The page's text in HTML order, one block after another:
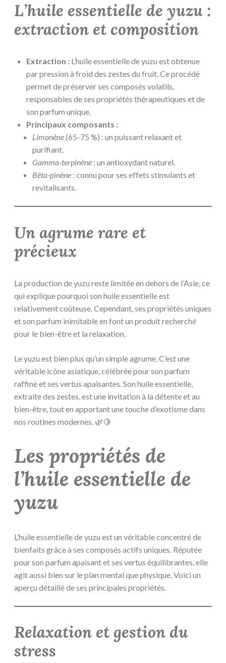
L’huile essentielle de yuzu :
extraction et composition
Extraction : L’huile essentielle de yuzu est obtenue
par pression à froid des zestes du fruit. Ce procédé
permet de préserver ses composés volatils,
responsables de ses propriétés thérapeutiques et de
son parfum unique.
Principaux composants :
Limonène(65-75 %) : un puissant relaxant et
purifiant.
Gamma-terpinène : un antioxydant naturel.
Bêta-pinène : connu pour ses effets stimulants et
revitalisants.
Un agrume rare et
précieux
La production de yuzu reste limitée en dehors de l’Asie, ce
qui explique pourquoi son huile essentielle est
relativement coûteuse. Cependant, ses propriétés uniques
et son parfum inimitable en font un produit recherché
pour le bien-être et la relaxation.
Le yuzu est bien plus qu’un simple agrume. C’est une
véritable icône asiatique, célébrée pour son parfum
raffiné et ses vertus apaisantes. Son huile essentielle,
extraite des zestes, est une invitation à la détente et au
bien-être, tout en apportant une touche d’exotisme dans
nos routines modernes. 🌿🍋
Les propriétés de
l’huile essentielle de
yuzu
L’huile essentielle de yuzu est un véritable concentré de
bienfaits grâce à ses composés actifs uniques. Réputée
pour son parfum apaisant et ses vertus équilibrantes, elle
agit aussi bien sur le plan mental que physique. Voici un
aperçu détaillé de ses principales propriétés.
Relaxation et gestion du
stress